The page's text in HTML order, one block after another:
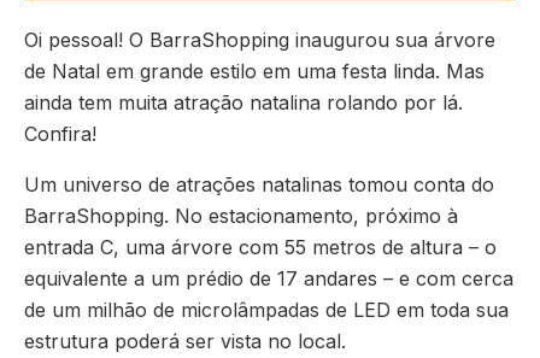
Oi pessoal! O BarraShopping inaugurou sua árvore
de Natal em grande estilo em uma festa linda. Mas
ainda tem muita atração natalina rolando por lá.
Confira!
Um universo de atrações natalinas tomou conta do
BarraShopping. No estacionamento, próximo à
entrada C, uma árvore com 55 metros de altura – o
equivalente a um prédio de 17 andares – e com cerca
de um milhão de microlâmpadas de LED em toda sua
estrutura poderá ser vista no local.